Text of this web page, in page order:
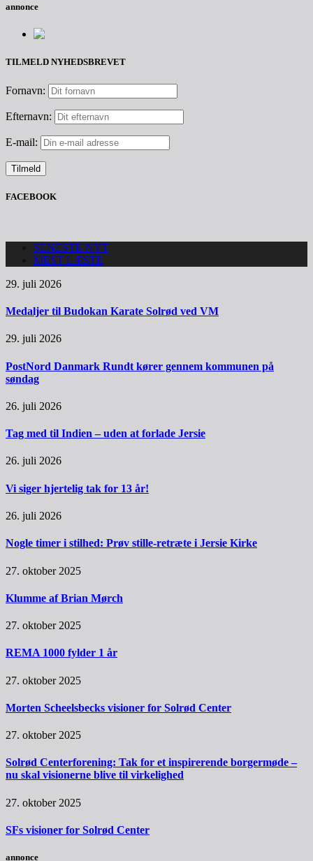
annonce
TILMELD NYHEDSBREVET
Fornavn:
Efternavn:
E-mail:
FACEBOOK
SENESTE NYT
MEST LÆSTE
29. juli 2026
Medaljer til Budokan Karate Solrød ved VM
29. juli 2026
PostNord Danmark Rundt kører gennem kommunen på
søndag
26. juli 2026
Tag med til Indien – uden at forlade Jersie
26. juli 2026
Vi siger hjertelig tak for 13 år!
26. juli 2026
Nogle timer i stilhed: Prøv stille-retræte i Jersie Kirke
27. oktober 2025
Klumme af Brian Mørch
27. oktober 2025
REMA 1000 fylder 1 år
27. oktober 2025
Morten Scheelsbecks visioner for Solrød Center
27. oktober 2025
Solrød Centerforening: Tak for et inspirerende borgermøde –
nu skal visionerne blive til virkelighed
27. oktober 2025
SFs visioner for Solrød Center
annonce